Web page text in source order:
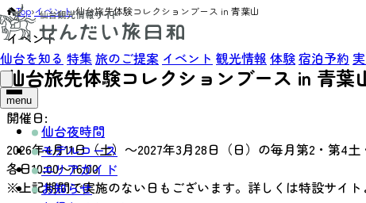
仙台を知る 特集旅のご提案 イベント 観光情報 体験宿泊予約
menu
仙台夜時間
モデルコース
エリアガイド
お知らせ
Top›イベント›仙台旅先体験コレクションブース in 青葉山
イベント
仙台旅先体験コレクションブース in 青葉
開催日:
2026年4月11日（土）～2027年3月28日（日）の毎月第2・第4
各日10:00～16:00
※上記期間で実施のない日もございます。詳しくは特設サイト